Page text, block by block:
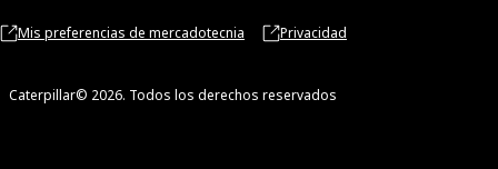
Mis preferencias de mercadotecnia Privacidad
Caterpillar© 2026. Todos los derechos reservados